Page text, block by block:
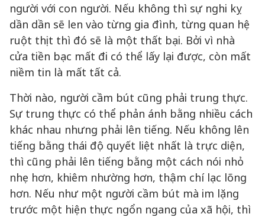
người với con người. Nếu không thì sự nghi kỵ
dần dần sẽ len vào từng gia đình, từng quan hệ
ruột thịt thì đó sẽ là một thất bại. Bởi vì nhà
cửa tiền bạc mất đi có thể lấy lại được, còn mất
niềm tin là mất tất cả.
Thời nào, người cầm bút cũng phải trung thực.
Sự trung thực có thể phản ánh bằng nhiều cách
khác nhau nhưng phải lên tiếng. Nếu không lên
tiếng bằng thái độ quyết liệt nhất là trực diện,
thì cũng phải lên tiếng bằng một cách nói nhỏ
nhẹ hơn, khiêm nhường hơn, thậm chí lạc lõng
hơn. Nếu như một người cầm bút mà im lặng
trước một hiện thực ngổn ngang của xã hội, thì